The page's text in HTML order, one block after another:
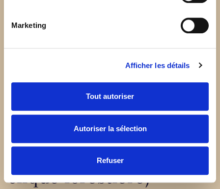
Marketing
Afficher les détails
Tout autoriser
Autoriser la sélection
Refuser
Autres façons de
profiter des
champignons (et de leur
clique forestière)